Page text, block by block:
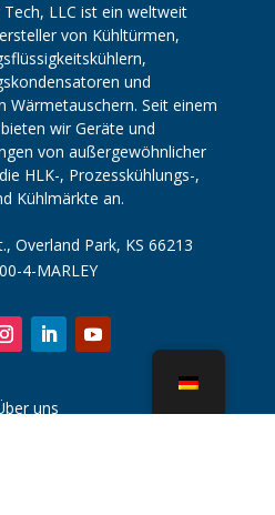
Tech, LLC ist ein weltweit
von Kühltürmen,
und
Wärmetauschern. Seit einem
wir Geräte und
von außergewöhnlicher
HLK-, Prozesskühlungs-,
Kühlmärkte an.
Overland Park, KS 66213
4-MARLEY
uns